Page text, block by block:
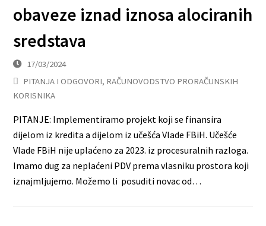
obaveze iznad iznosa alociranih
sredstava
17/03/2024
PITANJA I ODGOVORI, RAČUNOVODSTVO PRORAČUNSKIH
KORISNIKA
PITANJE: Implementiramo projekt koji se finansira
dijelom iz kredita a dijelom iz učešća Vlade FBiH. Učešće
Vlade FBiH nije uplaćeno za 2023. iz procesuralnih razloga.
Imamo dug za neplaćeni PDV prema vlasniku prostora koji
iznajmljujemo. Možemo li posuditi novac od…